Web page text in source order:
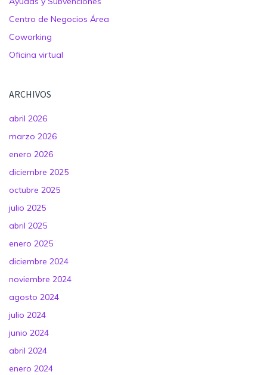
Centro de Negocios Área
Coworking
Oficina virtual
ARCHIVOS
abril 2026
marzo 2026
enero 2026
diciembre 2025
octubre 2025
julio 2025
abril 2025
enero 2025
diciembre 2024
noviembre 2024
agosto 2024
julio 2024
junio 2024
abril 2024
enero 2024